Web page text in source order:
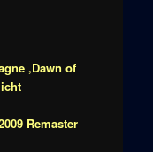
‚Dawn of
Remaster